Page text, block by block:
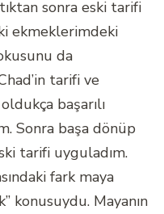
sonra eski tarifi
ekmeklerimdeki
da
tarifi ve
başarılı
Sonra başa dönüp
tarifi uyguladım.
fark maya
konusuydu. Mayanın